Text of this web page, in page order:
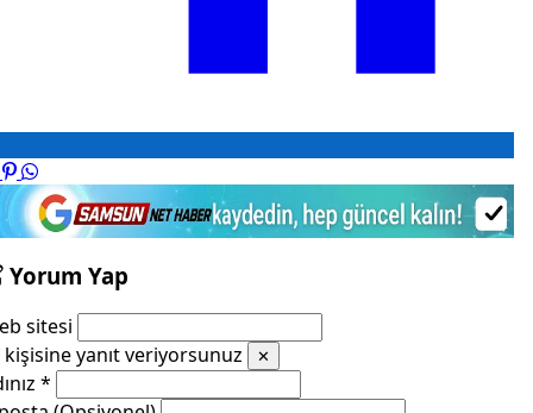
Yorum Yap
sitesi
kişisine yanıt veriyorsunuz
✕
*